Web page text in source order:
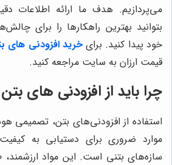
می‌پردازیم. هدف ما ارائه اطلاعات
بتوانید بهترین راهکارها را برای
خود پیدا کنید. برایخرید افزودنی های
قیمت ارزان به سایت مراجعه کنید.
چرا باید از افزودنی های
استفاده از افزودنی‌های بتن، تصمیمی
موارد ضروری برای دستیابی به
سازه‌های بتنی است. این مواد ارزشمند،